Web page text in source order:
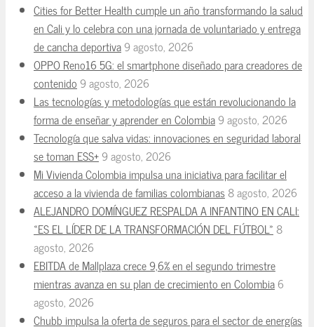
Cities for Better Health cumple un año transformando la salud
en Cali y lo celebra con una jornada de voluntariado y entrega
de cancha deportiva9 agosto, 2026
OPPO Reno16 5G: el smartphone diseñado para creadores de
contenido 9 agosto, 2026
Las tecnologías y metodologías que están revolucionando la
forma de enseñar y aprender en Colombia9 agosto, 2026
Tecnología que salva vidas: innovaciones en seguridad laboral
se toman ESS+9 agosto, 2026
Mi Vivienda Colombia impulsa una iniciativa para facilitar el
acceso a la vivienda de familias colombianas8 agosto, 2026
ALEJANDRO DOMÍNGUEZ RESPALDA A INFANTINO EN CALI:
«ES EL LÍDER DE LA TRANSFORMACIÓN DEL FÚTBOL» 8
agosto, 2026
EBITDA de Mallplaza crece 9,6% en el segundo trimestre
mientras avanza en su plan de crecimiento en Colombia6
agosto, 2026
Chubb impulsa la oferta de seguros para el sector de energías